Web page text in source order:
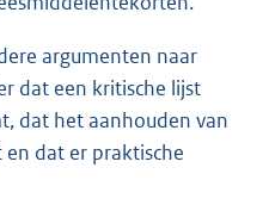
argumenten naar
dat een kritische lijst
dat het aanhouden van
dat er praktische